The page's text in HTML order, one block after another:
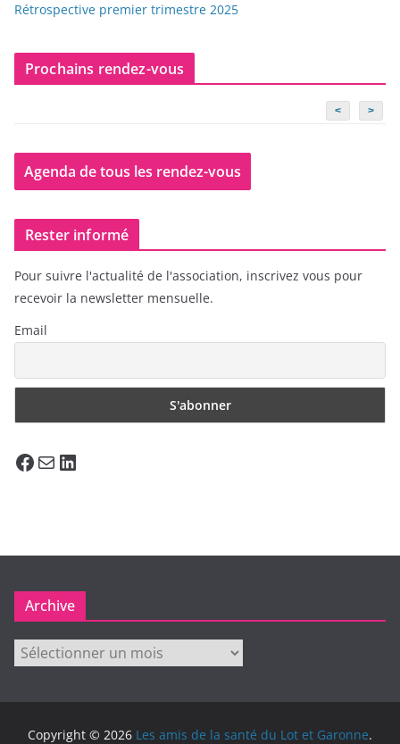
Rétrospective premier trimestre 2025
Prochains rendez-vous
< >
Agenda de tous les rendez-vous
Rester informé
Pour suivre l'actualité de l'association, inscrivez vous pour
recevoir la newsletter mensuelle.
Email
Facebook E-mail LinkedIn
Archive
Archive
Copyright © 2026 Les amis de la santé du Lot et Garonne.